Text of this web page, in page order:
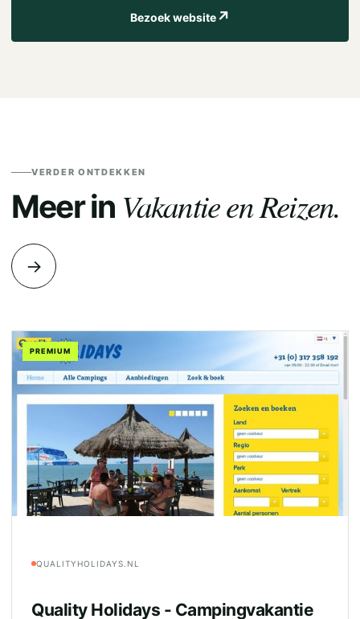
Bezoek website↗
VERDER ONTDEKKEN
Meer in Vakantie en Reizen.
→
PREMIUM
QUALITYHOLIDAYS.NL
Quality Holidays - Campingvakantie